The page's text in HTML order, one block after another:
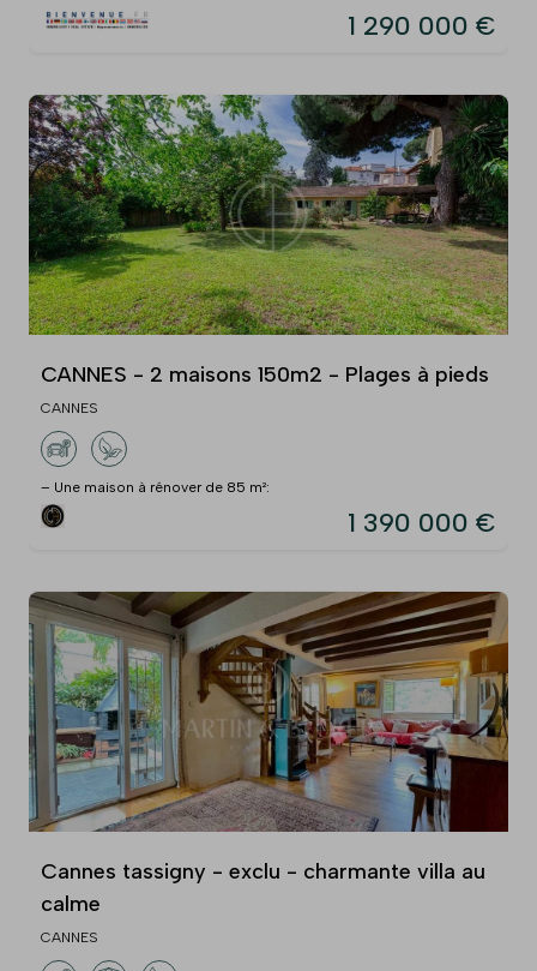
1 290 000 €
CANNES - 2 maisons 150m2 - Plages à pieds
CANNES
– Une maison à rénover de 85 m²:
1 390 000 €
Cannes tassigny - exclu - charmante villa au
calme
CANNES